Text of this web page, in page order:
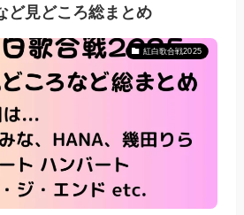
ど見どころ総まとめ
紅白歌合戦2025